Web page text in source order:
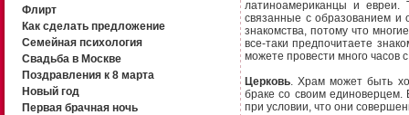
Флирт
Как сделать предложение
Семейная психология
Свадьба в Москве
Поздравления к 8 марта
Новый год
Первая брачная ночь
латиноамериканцы и евреи.
связанные с образованием
знакомства, потому что
все-таки предпочитаете
можете провести много часов
Церковь. Храм может быть
браке со своим единоверцем.
при условии, что они